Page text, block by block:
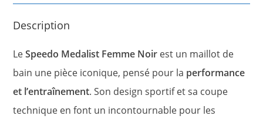
Description
LeSpeedo Medalist Femme Noir est un maillot de
bain une pièce iconique, pensé pour la performance
et l’entraînement. Son design sportif et sa coupe
technique en font un incontournable pour les